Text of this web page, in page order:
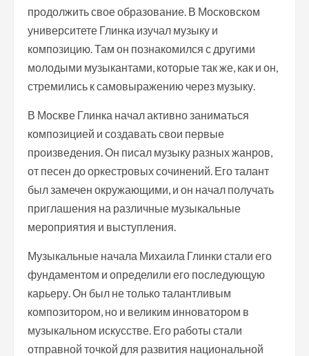
продолжить свое образование. В Московском
университете Глинка изучал музыку и
композицию. Там он познакомился с другими
молодыми музыкантами, которые так же, как и он,
стремились к самовыражению через музыку.
В Москве Глинка начал активно заниматься
композицией и создавать свои первые
произведения. Он писал музыку разных жанров,
от песен до оркестровых сочинений. Его талант
был замечен окружающими, и он начал получать
приглашения на различные музыкальные
мероприятия и выступления.
Музыкальные начала Михаила Глинки стали его
фундаментом и определили его последующую
карьеру. Он был не только талантливым
композитором, но и великим инноватором в
музыкальном искусстве. Его работы стали
отправной точкой для развития национальной